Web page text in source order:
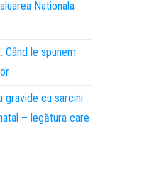
Nationala
Când le spunem
gravide cu sarcini
– legătura care